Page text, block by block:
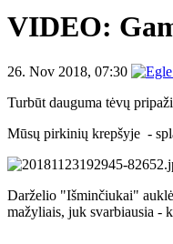
VIDEO:
26. Nov 2018, 07:30
Turbūt dauguma tėvų
Mūsų pirkinių krepšyje -
Darželio "Išminčiukai"
mažyliais, juk svarbiausia -